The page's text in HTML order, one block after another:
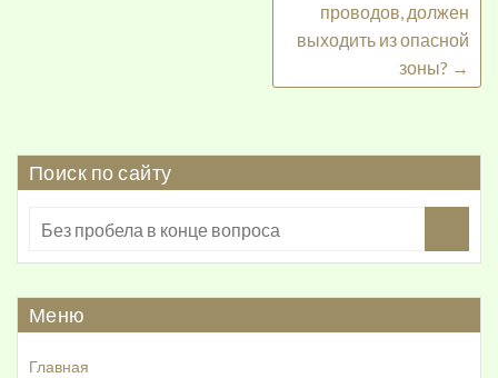
проводов, должен
выходить из опасной
зоны? →
Поиск по сайту
Меню
Главная